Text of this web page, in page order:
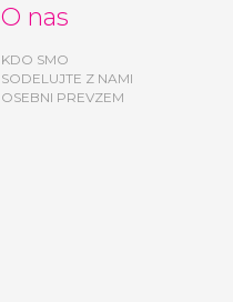
O nas
KDO SMO
SODELUJTE Z NAMI
OSEBNI PREVZEM